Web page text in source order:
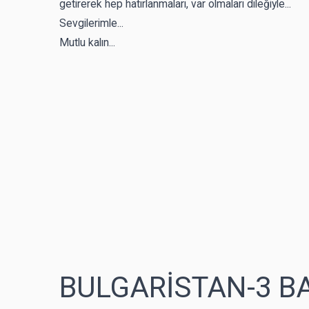
getirerek hep hatırlanmaları, var olmaları dileğiyle...
Sevgilerimle...
Mutlu kalın...
BULGARİSTAN-3